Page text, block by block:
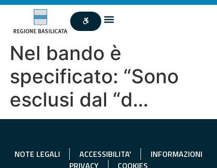
Nel bando è
specificato: “Sono
esclusi dal “d…
NOTE LEGALI ACCESSIBILITA'
INFORMAZIONI
PRIVACY
COOKIES